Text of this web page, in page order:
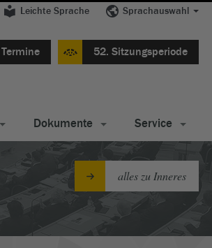
Leichte Sprache Sprachauswahl
Termine 52. Sitzungsperiode
Dokumente Service
alles zu Inneres